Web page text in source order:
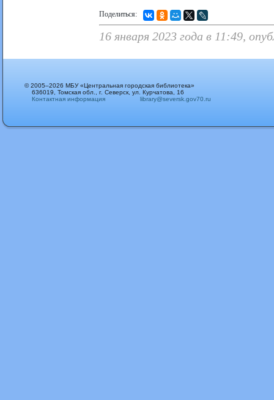
Поделиться:
16 января 2023 года в 11:49,
© 2005–2026 МБУ «Центральная городская библиотека»
636019, Томская обл., г. Северск, ул. Курчатова, 16
Контактная информация
library@seversk.gov70.ru